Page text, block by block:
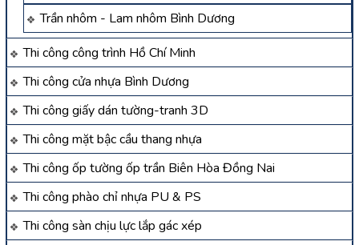
Trần nhôm - Lam nhôm Bình Dương
Thi công công trình Hồ Chí Minh
Thi công cửa nhựa Bình Dương
Thi công giấy dán tường-tranh 3D
Thi công mặt bậc cầu thang nhựa
Thi công ốp tường ốp trần Biên Hòa Đồng Nai
Thi công phào chỉ nhựa PU & PS
Thi công sàn chịu lực lắp gác xép